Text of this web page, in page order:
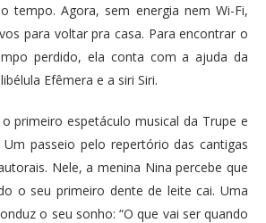
tempo. Agora, sem energia nem Wi-Fi,
para voltar pra casa. Para encontrar o
perdido, ela conta com a ajuda da
Efêmera e a siri Siri.
primeiro espetáculo musical da Trupe e
passeio pelo repertório das cantigas
Nele, a menina Nina percebe que
o seu primeiro dente de leite cai. Uma
o seu sonho: “O que vai ser quando